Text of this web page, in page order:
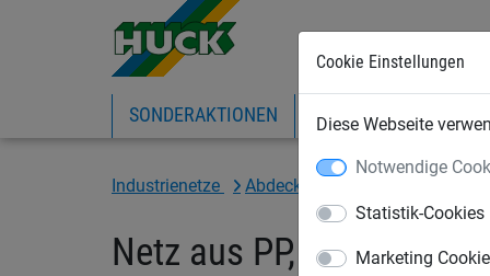
Cookie Einstellungen
Diese Webseite
Notwendige
Statistik-Cookies
Marketing
SONDERAKTIONEN EXPRESS-SHOP
Industrienetze Abdecknetze und -planen
Netz aus PP, ca. 5 mm